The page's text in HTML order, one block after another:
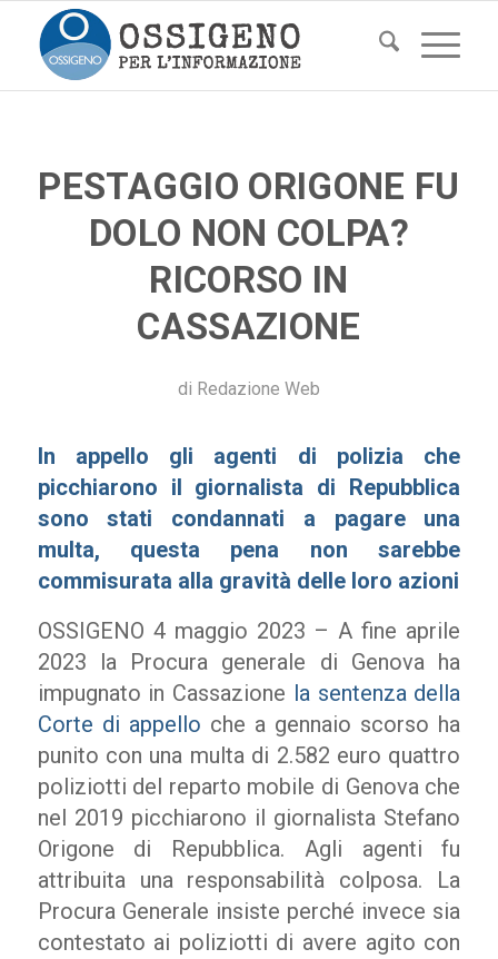
PESTAGGIO ORIGONE FU
DOLO NON COLPA?
RICORSO IN
CASSAZIONE
di Redazione Web
In appello gli agenti di polizia che
picchiarono il giornalista di Repubblica
sono stati condannati a pagare una
multa, questa pena non sarebbe
commisurata alla gravità delle loro azioni
OSSIGENO 4 maggio 2023 – A fine aprile
2023 la Procura generale di Genova ha
impugnato in Cassazione la sentenza della
Corte di appello che a gennaio scorso ha
punito con una multa di 2.582 euro quattro
poliziotti del reparto mobile di Genova che
nel 2019 picchiarono il giornalista Stefano
Origone di Repubblica. Agli agenti fu
attribuita una responsabilità colposa. La
Procura Generale insiste perché invece sia
contestato ai poliziotti di avere agito con